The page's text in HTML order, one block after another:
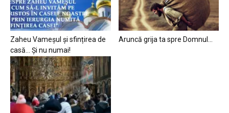
Zaheu Vameșul și sfințirea de
casă… Și nu numai!
Aruncă grija ta spre Domnul…